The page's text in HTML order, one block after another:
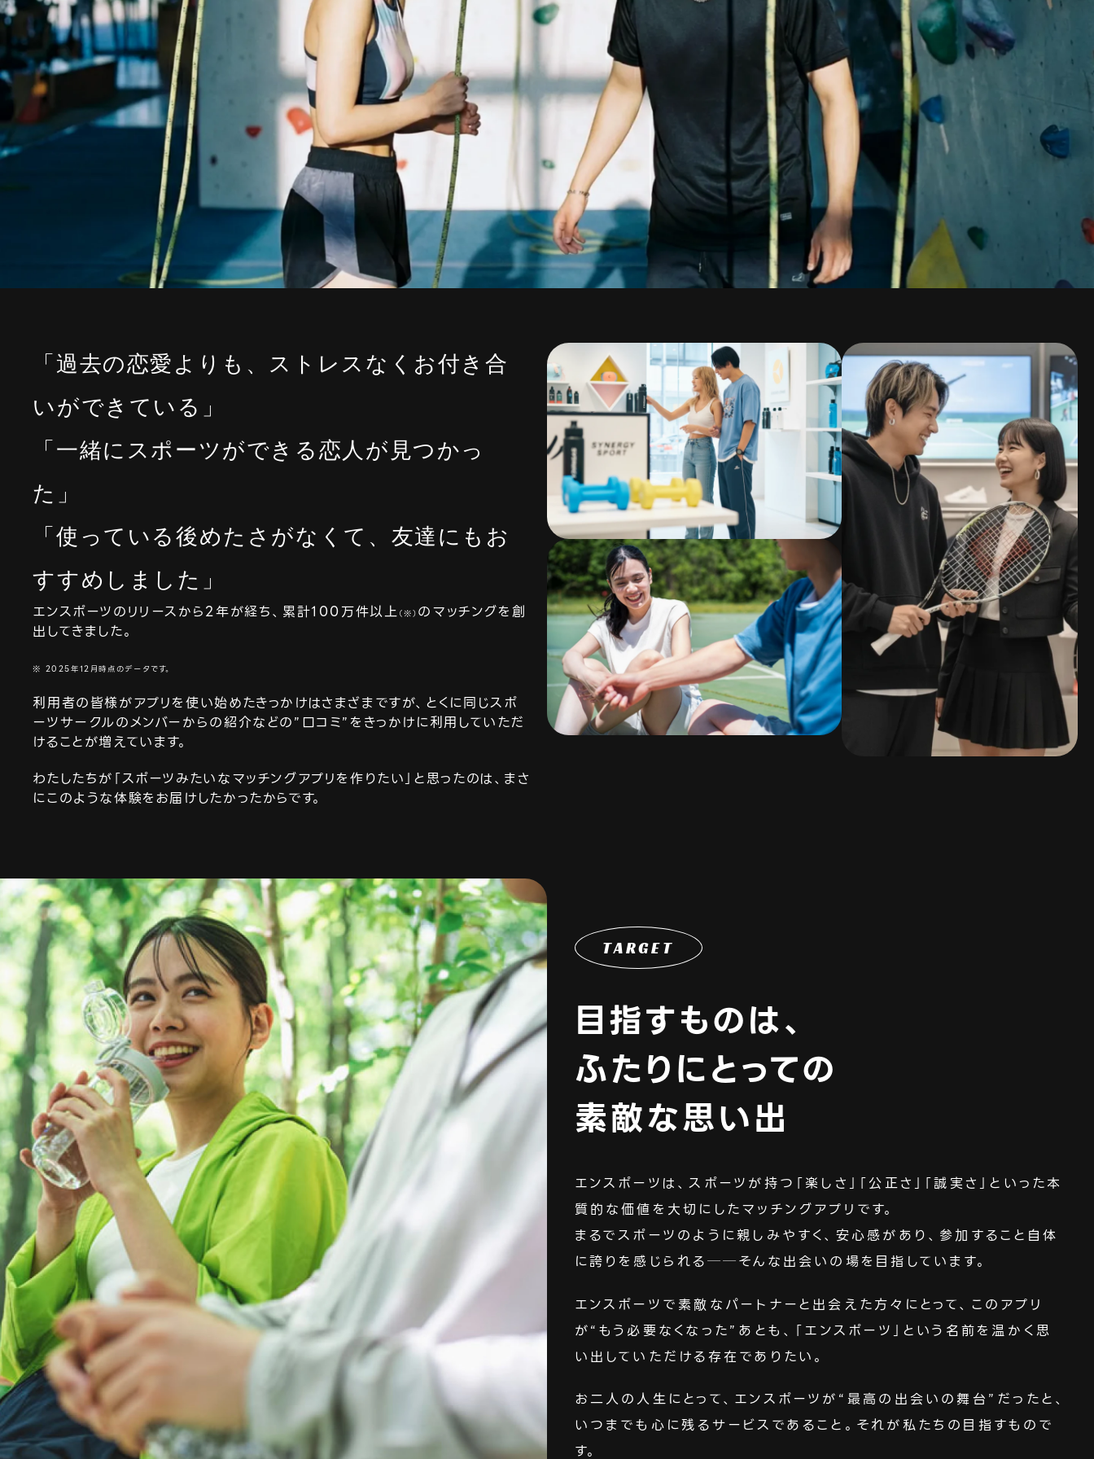
「過去の恋愛よりも、ストレスなくお付き合
いができている」
「一緒にスポーツができる恋人が見つかっ
た」
「使っている後めたさがなくて、友達にもお
すすめしました」
エンスポーツのリリースから2年が経ち、累計100万件以上 （※） のマッチングを創
出してきました。
※ 2025年12月時点のデータです。
利用者の皆様がアプリを使い始めたきっかけはさまざまですが、とくに同じスポ
ーツサークルのメンバーからの紹介などの”口コミ”をきっかけに利用していただ
けることが増えています。
わたしたちが「スポーツみたいなマッチングアプリを作りたい」と思ったのは、まさ
にこのような体験をお届けしたかったからです。
TARGET
目指すものは、
ふたりにとっての
素敵な思い出
エンスポーツは、スポーツが持つ「楽しさ」「公正さ」「誠実さ」といった本
質的な価値を大切にしたマッチングアプリです。
まるでスポーツのように親しみやすく、安心感があり、参加すること自体
に誇りを感じられる──そんな出会いの場を目指しています。
エンスポーツで素敵なパートナーと出会えた方々にとって、このアプリ
が“もう必要なくなった”あとも、「エンスポーツ」という名前を温かく思
い出していただける存在でありたい。
お二人の人生にとって、エンスポーツが“最高の出会いの舞台”だったと、
いつまでも心に残るサービスであること。それが私たちの目指すもので
す。